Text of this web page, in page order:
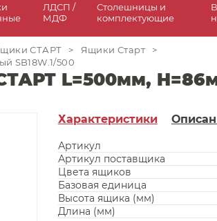
ЛДСП /
МДФ
Столешницы и
комплектующие
СТАРТ > Ящики Старт
>
SB18W.1/500
L=500мм,
Характеристики
Артикул
Артикул поставщика
Цвета ящиков
Базовая единица
Высота ящика (мм)
Длина (мм)